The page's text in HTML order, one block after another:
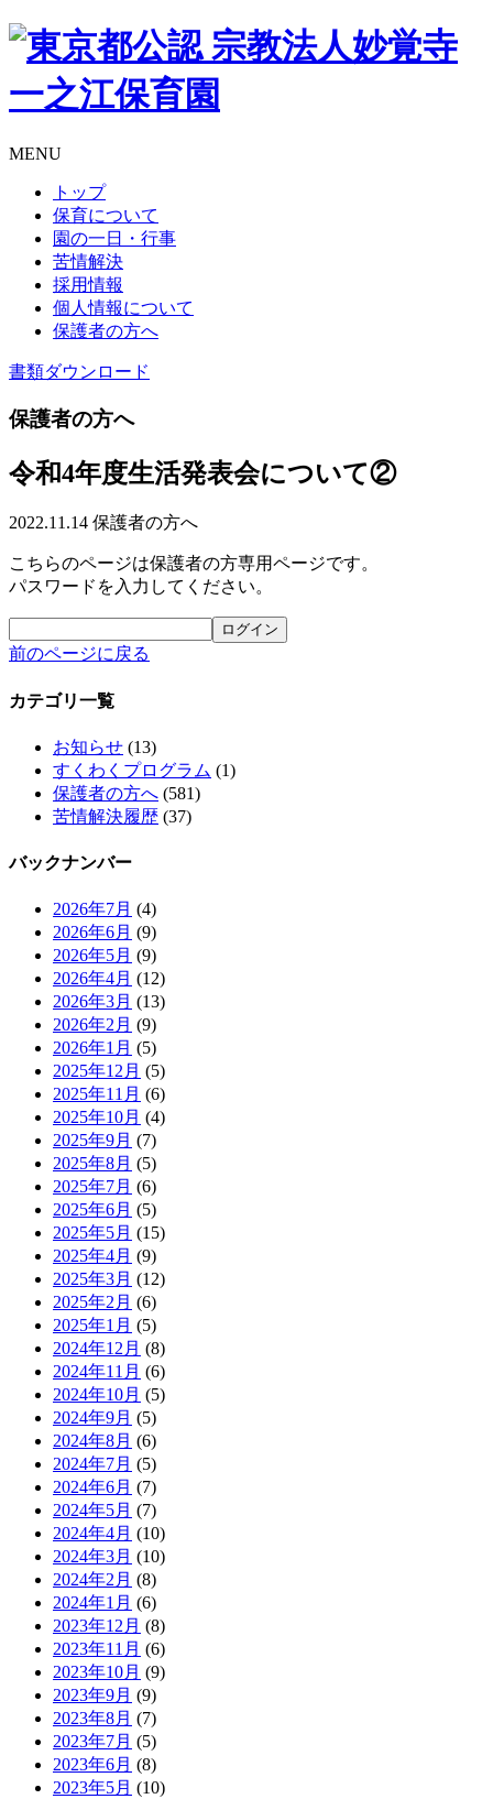
MENU
トップ
保育について
園の一日・行事
苦情解決
採用情報
個人情報について
保護者の方へ
書類ダウンロード
保護者の方へ
令和4年度生活発表会について②
2022.11.14 保護者の方へ
こちらのページは保護者の方専用ページです。
パスワードを入力してください。
前のページに戻る
カテゴリ一覧
お知らせ (13)
すくわくプログラム (1)
保護者の方へ (581)
苦情解決履歴 (37)
バックナンバー
2026年7月 (4)
2026年6月 (9)
2026年5月 (9)
2026年4月 (12)
2026年3月 (13)
2026年2月 (9)
2026年1月 (5)
2025年12月 (5)
2025年11月 (6)
2025年10月 (4)
2025年9月 (7)
2025年8月 (5)
2025年7月 (6)
2025年6月 (5)
2025年5月 (15)
2025年4月 (9)
2025年3月 (12)
2025年2月 (6)
2025年1月 (5)
2024年12月 (8)
2024年11月 (6)
2024年10月 (5)
2024年9月 (5)
2024年8月 (6)
2024年7月 (5)
2024年6月 (7)
2024年5月 (7)
2024年4月 (10)
2024年3月 (10)
2024年2月 (8)
2024年1月 (6)
2023年12月 (8)
2023年11月 (6)
2023年10月 (9)
2023年9月 (9)
2023年8月 (7)
2023年7月 (5)
2023年6月 (8)
2023年5月 (10)